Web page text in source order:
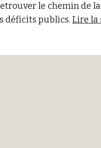
le chemin de la
déficits publics. Lire la